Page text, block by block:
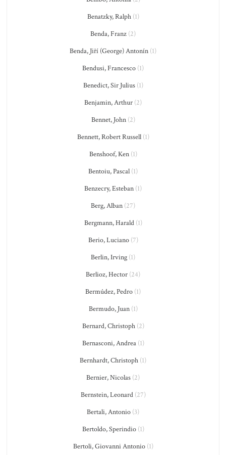
Benatzky, Ralph(1)
Benda, Franz (2)
Benda, Jiří (George) Antonín (1)
Bendusi, Francesco (1)
Benedict, Sir Julius(1)
Benjamin, Arthur (2)
Bennet, John(2)
Bennett, Robert Russell(1)
Benshoof, Ken(1)
Bentoiu, Pascal (1)
Benzecry, Esteban (1)
Berg, Alban (27)
Bergmann, Harald(1)
Berio, Luciano(7)
Berlin, Irving (1)
Berlioz, Hector (24)
Bermúdez, Pedro (1)
Bermudo, Juan(1)
Bernard, Christoph(2)
Bernasconi, Andrea(1)
Bernhardt, Christoph (1)
Bernier, Nicolas (2)
Bernstein, Leonard(27)
Bertali, Antonio (3)
Bertoldo, Sperindio(1)
Bertoli, Giovanni Antonio(1)